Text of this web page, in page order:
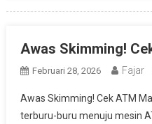
Awas Skimming!
Februari 28, 2026 Fajar
Awas Skimming! Cek ATM
terburu-buru menuju mesin